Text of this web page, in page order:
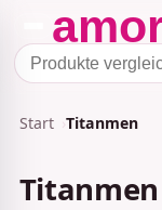
Start Titanmen
Titanmen